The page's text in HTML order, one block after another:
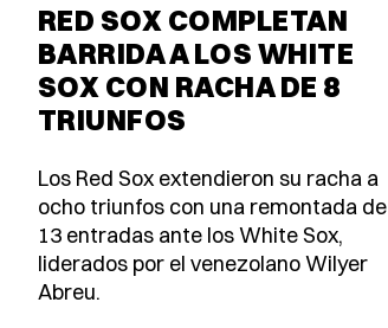
RED SOX COMPLETAN
BARRIDA A LOS WHITE
SOX CON RACHA DE 8
TRIUNFOS
Los Red Sox extendieron su racha a
ocho triunfos con una remontada de
13 entradas ante los White Sox,
liderados por el venezolano Wilyer
Abreu.